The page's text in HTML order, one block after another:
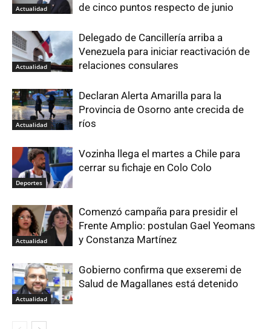
Actualidad
de cinco puntos respecto de junio
Actualidad
Delegado de Cancillería arriba a
Venezuela para iniciar reactivación de
relaciones consulares
Actualidad
Declaran Alerta Amarilla para la
Provincia de Osorno ante crecida de
ríos
Deportes
Vozinha llega el martes a Chile para
cerrar su fichaje en Colo Colo
Actualidad
Comenzó campaña para presidir el
Frente Amplio: postulan Gael Yeomans
y Constanza Martínez
Actualidad
Gobierno confirma que exseremi de
Salud de Magallanes está detenido